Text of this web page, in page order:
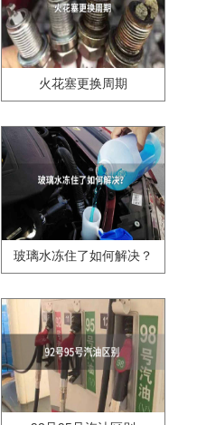
火花塞更换周期
玻璃水冻住了如何解决？